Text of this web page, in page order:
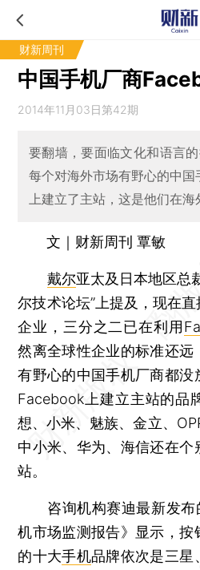
财新周刊
中国手机厂商
2014年11月03日第42期
要翻墙，要面临文化和语言
每个对海外市场有野心的中
上建立了主站，这是他们在海
文｜财新周刊 覃敏
戴尔亚太及日本地区总
尔技术论坛”上提及，现在
企业，三分之二已在利用
然离全球性企业的标准还远
有野心的中国手机厂商都没
Facebook上建立主站的品
想、小米、魅族、金立、
中小米、华为、海信还在
站。
咨询机构赛迪最新发布
机市场监测报告》显示，按
的十大手机品牌依次是三星